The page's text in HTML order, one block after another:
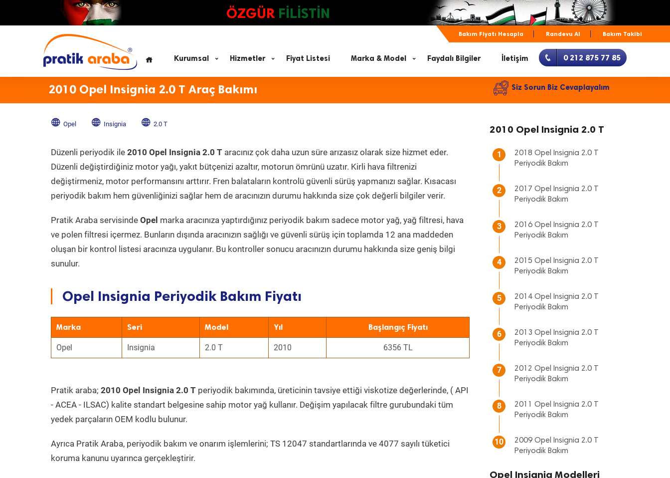
ÖZGÜR FİLİSTİN
Bakım Fiyatı Hesapla Randevu Al Bakım Takibi
Kurumsal Hizmetler Fiyat Listesi Marka & Model Faydalı Bilgiler İletişim 0 212 875 77 85
2010 Opel Insignia 2.0 T Araç Bakımı Siz Sorun Biz Cevaplayalım
Opel Insignia 2.0 T
Düzenli periyodik ile 2010 Opel Insignia 2.0 T aracınız çok daha uzun süre arızasız olarak size hizmet eder.
Düzenli değiştirdiğiniz motor yağı, yakıt bütçenizi azaltır, motorun ömrünü uzatır. Kirli hava filtrenizi
değiştirmeniz, motor performansını arttırır. Fren balataların kontrolü güvenli sürüş yapmanızı sağlar. Kısacası
periyodik bakım hem güvenliğinizi sağlar hem de aracınızın durumu hakkında size çok değerli bilgiler verir.
Pratik Araba servisinde Opel marka aracınıza yaptırdığınız periyodik bakım sadece motor yağ, yağ filtresi, hava
ve polen filtresi içermez. Bunların dışında aracınızın sağlığı ve güvenli sürüş için toplamda 12 ana maddeden
oluşan bir kontrol listesi aracınıza uygulanır. Bu kontroller sonucu aracınızın durumu hakkında size geniş bilgi
sunulur.
Opel Insignia Periyodik Bakım Fiyatı
Marka Seri Model Yıl Başlangıç Fiyatı
Opel Insignia 2.0 T 2010 6356 TL
Pratik araba; 2010 Opel Insignia 2.0 T periyodik bakımında, üreticinin tavsiye ettiği viskotize değerlerinde, ( API
- ACEA - ILSAC) kalite standart belgesine sahip motor yağ kullanır. Değişim yapılacak filtre gurubundaki tüm
yedek parçaların OEM kodlu bulunur.
Ayrıca Pratik Araba, periyodik bakım ve onarım işlemlerini; TS 12047 standartlarında ve 4077 sayılı tüketici
koruma kanunu uyarınca gerçekleştirir.
2010 Opel Insignia 2.0 T
1
2018 Opel Insignia 2.0 T
Periyodik Bakım
2
2017 Opel Insignia 2.0 T
Periyodik Bakım
3
2016 Opel Insignia 2.0 T
Periyodik Bakım
4
2015 Opel Insignia 2.0 T
Periyodik Bakım
5
2014 Opel Insignia 2.0 T
Periyodik Bakım
6
2013 Opel Insignia 2.0 T
Periyodik Bakım
7
2012 Opel Insignia 2.0 T
Periyodik Bakım
8
2011 Opel Insignia 2.0 T
Periyodik Bakım
10
2009 Opel Insignia 2.0 T
Periyodik Bakım
Opel Insignia Modelleri